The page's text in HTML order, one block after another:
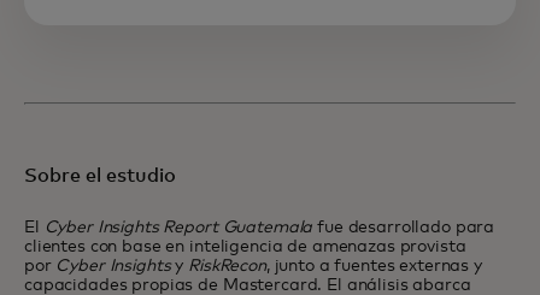
Sobre el estudio
El Cyber Insights Report Guatemala fue desarrollado para
clientes con base en inteligencia de amenazas provista
por Cyber Insightsy RiskRecon, junto a fuentes externas y
capacidades propias de Mastercard. El análisis abarca